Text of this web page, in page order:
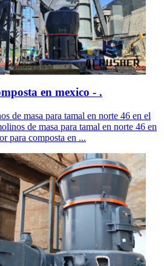
en mexico - .
de masa para tamal en norte 46 en el
de masa para tamal en norte 46 en
para composta en ...